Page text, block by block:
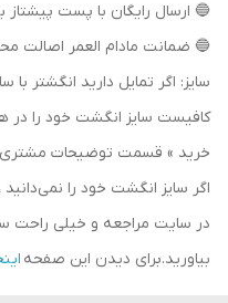
🔵 ارسال رایگان با پست پیشتاز
🔵 ضمانت مادام العمر اصالت
سایز: اگر تمایل دارید انگشتر
کافیست سایز انگشت خود را
خرید » قسمت توضیحات
اگر سایز انگشت خود را
در سایت مراجعه و خیلی راحت
بیاورید.برای دیدن این صفحه